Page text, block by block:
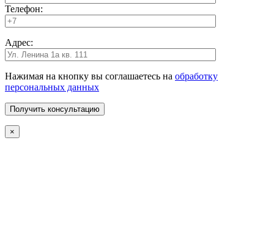
Телефон:
Адрес:
Нажимая на кнопку вы соглашаетесь на обработку
персональных данных
×